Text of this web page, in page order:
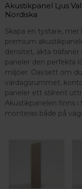
fokus på kvalitet,
Akustikpanel Ljus
Nordiska
Skapa en tystare,
premium
densitet, äkta träfanér
paneler den perfekta
miljöer. Oavsett om
vardagsrummet,
paneler ett stilrent
Akustikpanelen finns i
monteras både på